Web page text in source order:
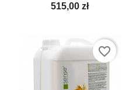
515,00 zł
favorite_border